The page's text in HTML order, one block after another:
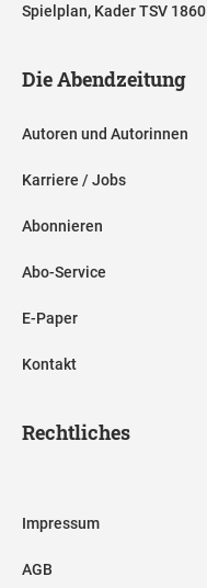
Spielplan, Kader TSV 1860
Die Abendzeitung
Autoren und Autorinnen
Karriere / Jobs
Abonnieren
Abo-Service
E-Paper
Kontakt
Rechtliches
Impressum
AGB